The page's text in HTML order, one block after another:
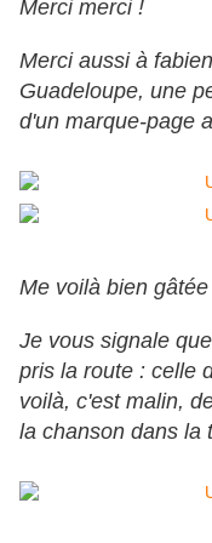
Merci merci !
Merci aussi à
Guadeloupe, une
d'un marque-page
Me voilà bien
Je vous signale
pris la route : celle
voilà, c'est malin,
la chanson dans la